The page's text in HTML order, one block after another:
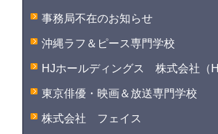
事務局不在のお知らせ
沖縄ラフ＆ピース専門学校
HJホールディングス 株式会社（
東京俳優・映画＆放送専門学校
株式会社 フェイス